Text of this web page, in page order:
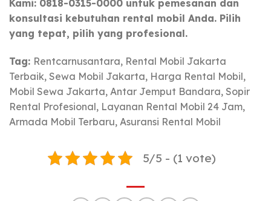
Kami: 0818-0315-0000 untuk pemesanan dan
konsultasi kebutuhan rental mobil Anda. Pilih
yang tepat, pilih yang profesional.
Tag: Rentcarnusantara, Rental Mobil Jakarta
Terbaik, Sewa Mobil Jakarta, Harga Rental Mobil,
Mobil Sewa Jakarta, Antar Jemput Bandara, Sopir
Rental Profesional, Layanan Rental Mobil 24 Jam,
Armada Mobil Terbaru, Asuransi Rental Mobil
5/5 - (1 vote)